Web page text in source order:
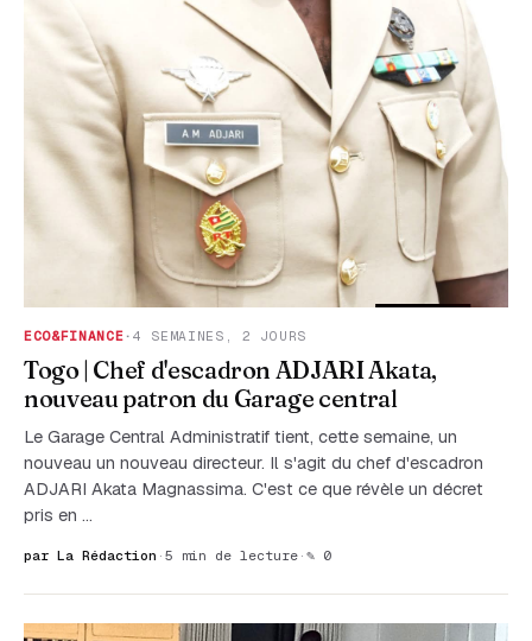
ECO&FINANCE ·4 SEMAINES, 2 JOURS
Togo | Chef d'escadron ADJARI Akata,
nouveau patron du Garage central
Le Garage Central Administratif tient, cette semaine, un
nouveau un nouveau directeur. Il s'agit du chef d'escadron
ADJARI Akata Magnassima. C'est ce que révèle un décret
pris en …
par La Rédaction · 5 min de lecture · ✎ 0